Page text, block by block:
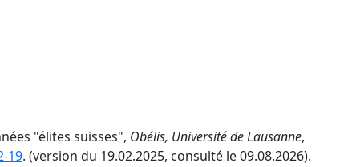
"élites suisses", Obélis, Université de Lausanne,
19. (version du 19.02.2025, consulté le 09.08.2026).